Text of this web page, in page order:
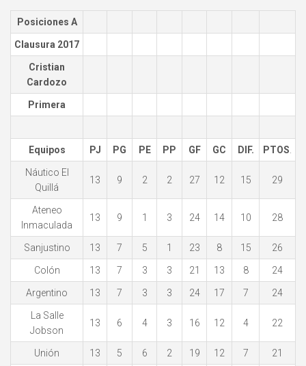
Posiciones A
Clausura 2017
Cristian
Cardozo
Primera
Equipos PJ PG PE PP GF GC DIF. PTOS
Náutico El
Quillá
13 9 2 2 27 12 15 29
Ateneo
Inmaculada
13 9 1 3 24 14 10 28
Sanjustino 13 7 5 1 23 8 15 26
Colón 13 7 3 3 21 13 8 24
Argentino 13 7 3 3 24 17 7 24
La Salle
Jobson
13 6 4 3 16 12 4 22
Unión 13 5 6 2 19 12 7 21